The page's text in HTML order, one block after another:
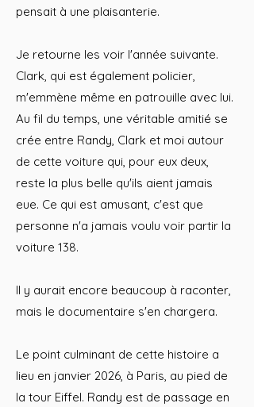
pensait à une plaisanterie.
Je retourne les voir l'année suivante.
Clark, qui est également policier,
m'emmène même en patrouille avec lui.
Au fil du temps, une véritable amitié se
crée entre Randy, Clark et moi autour
de cette voiture qui, pour eux deux,
reste la plus belle qu'ils aient jamais
eue. Ce qui est amusant, c'est que
personne n'a jamais voulu voir partir la
voiture 138.
Il y aurait encore beaucoup à raconter,
mais le documentaire s'en chargera.
Le point culminant de cette histoire a
lieu en janvier 2026, à Paris, au pied de
la tour Eiffel. Randy est de passage en